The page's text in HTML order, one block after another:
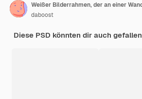
daboost
Diese PSD könnten dir auch gefallen